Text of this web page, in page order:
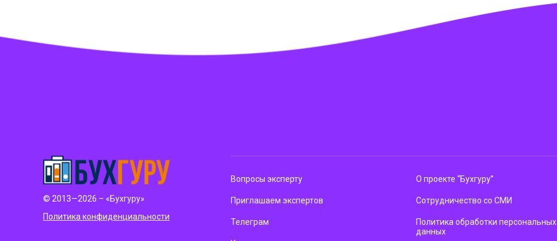
© 2013—2026 – «Бухгуру»
Политика конфиденциальности
Вопросы эксперту
Приглашаем экспертов
Телеграм
О проекте “Бухгуру”
Сотрудничество со СМИ
Политика обработки персональных
данных